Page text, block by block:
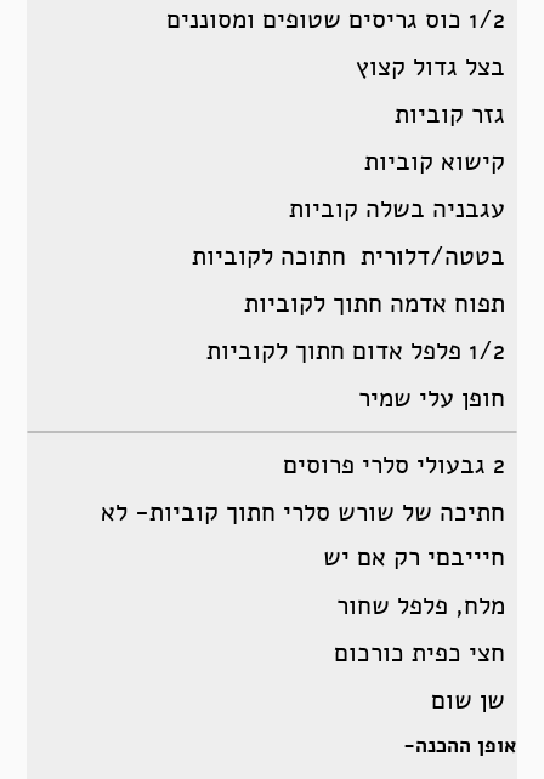
1/2 כוס גריסים שטופים ומסוננים
בצל גדול קצוץ
גזר קוביות
קישוא קוביות
עגבניה בשלה קוביות
בטטה/דלורית חתוכה לקוביות
תפוח אדמה חתוך לקוביות
1/2 פלפל אדום חתוך לקוביות
חופן עלי שמיר
2 גבעולי סלרי פרוסים
חתיכה של שורש סלרי חתוך קוביות- לא
חיייבםי רק אם יש
מלח, פלפל שחור
חצי כפית כורכום
שן שום
אופן ההכנה-